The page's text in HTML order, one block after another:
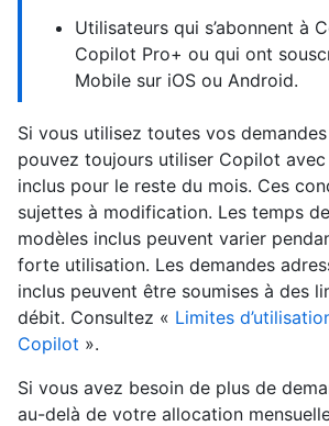
Utilisateurs qui s’abonnent à
Copilot Pro+ ou qui ont
Mobile sur iOS ou Android.
Si vous utilisez toutes vos
pouvez toujours utiliser Copilot avec
inclus pour le reste du mois. Ces
sujettes à modification. Les temps
modèles inclus peuvent varier
forte utilisation. Les demandes
inclus peuvent être soumises à des
débit. Consultez « Limites
Copilot ».
Si vous avez besoin de plus de
au-delà de votre allocation